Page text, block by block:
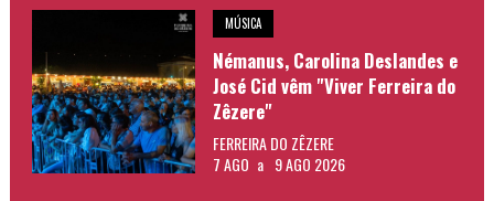
MÚSICA
Némanus, Carolina Deslandes e
José Cid vêm "Viver Ferreira do
Zêzere"
FERREIRA DO ZÊZERE
7 AGO a 9 AGO 2026